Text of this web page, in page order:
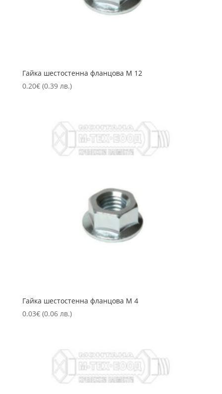
Гайка шестостенна фланцова М 12
0.20€ (0.39 лв.)
Гайка шестостенна фланцова М 4
0.03€ (0.06 лв.)